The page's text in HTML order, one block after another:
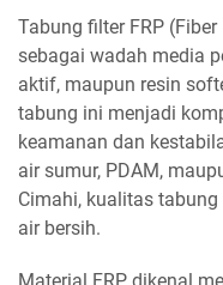
Tabung filter FRP
sebagai wadah media
aktif, maupun resin
tabung ini menjadi
keamanan dan
air sumur, PDAM,
Cimahi, kualitas
air bersih.